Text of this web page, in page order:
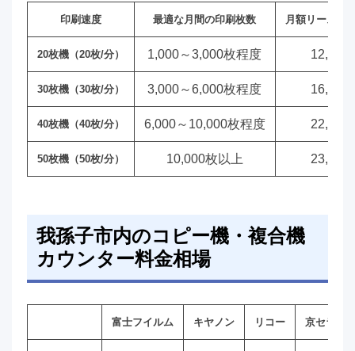
印刷速度 最適な月間の印刷枚数 月額リース料
20枚機（20枚/分） 1,000～3,000枚程度 12,000
30枚機（30枚/分） 3,000～6,000枚程度 16,000
40枚機（40枚/分） 6,000～10,000枚程度 22,000
50枚機（50枚/分） 10,000枚以上 23,000
我孫子市内のコピー機・複合機
カウンター料金相場
富士フイルム キヤノン リコー 京セラ